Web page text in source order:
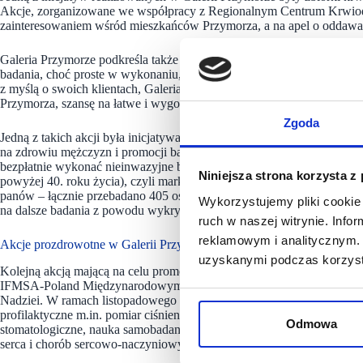
Zgoda
Niniejsza strona korzysta z
Wykorzystujemy pliki
ruch w naszej witrynie.
reklamowym i
uzyskanymi podczas
Odmowa
Akcje, zorganizowane we współpracy z Regionalnym Centrum
zainteresowaniem wśród mieszkańców Przymorza, a na apel o
Galeria Przymorze podkreśla także wagę profilaktyki zdrowotnej, o
badania, choć proste w wykonaniu, są kluczowe dla wczesnego
z myślą o swoich klientach, Galeria Przymorze regularnie organizuje
Przymorza, szansę na łatwe i wygodne przeprowadzenie ważnych
Jedną z takich akcji była inicjatywa „Mosznowładcy”, która odbyła
na zdrowiu mężczyzn i promocji badań pod kątem nowotworów
bezpłatnie wykonać nieinwazyjne badanie USG jąder (dla mężczyzn
powyżej 40. roku życia), czyli markera nowotworowego prostaty we
panów – łącznie przebadano 405 osób, najwięcej od początku
na dalsze badania z powodu wykrytych nieprawidłowości.
Akcje prozdrowotne w Galerii Przymorze
Kolejną akcją mającą na celu promowanie profilaktyki było „Zdrowie
IFMSA-Poland Międzynarodowym Stowarzyszeniem Studentów
Nadziei. W ramach listopadowego wydarzenia, na mieszkańców
profilaktyczne m.in. pomiar ciśnienia i glukozy, pomiar gęstości kości
stomatologiczne, nauka samobadania piersi i jąder, konsultacje
serca i chorób sercowo-naczyniowych.